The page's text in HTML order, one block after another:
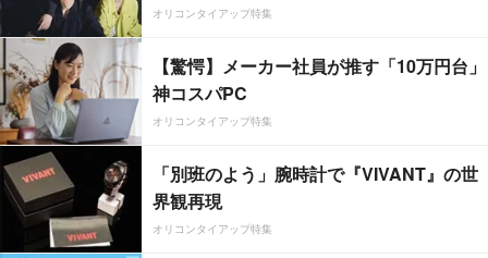
オリコンタイアップ特集
【驚愕】メーカー社員が推す「10万円台」
神コスパPC
オリコンタイアップ特集
「別班のよう」腕時計で『VIVANT』の世
界観再現
オリコンタイアップ特集